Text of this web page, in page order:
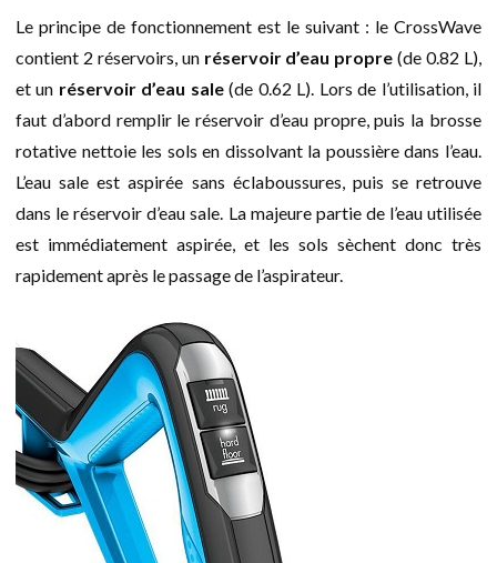
Le principe de fonctionnement est le suivant : le CrossWave
contient 2 réservoirs, un réservoir d’eau propre (de 0.82 L),
et un réservoir d’eau sale(de 0.62 L). Lors de l’utilisation, il
faut d’abord remplir le réservoir d’eau propre, puis la brosse
rotative nettoie les sols en dissolvant la poussière dans l’eau.
L’eau sale est aspirée sans éclaboussures, puis se retrouve
dans le réservoir d’eau sale. La majeure partie de l’eau utilisée
est immédiatement aspirée, et les sols sèchent donc très
rapidement après le passage de l’aspirateur.